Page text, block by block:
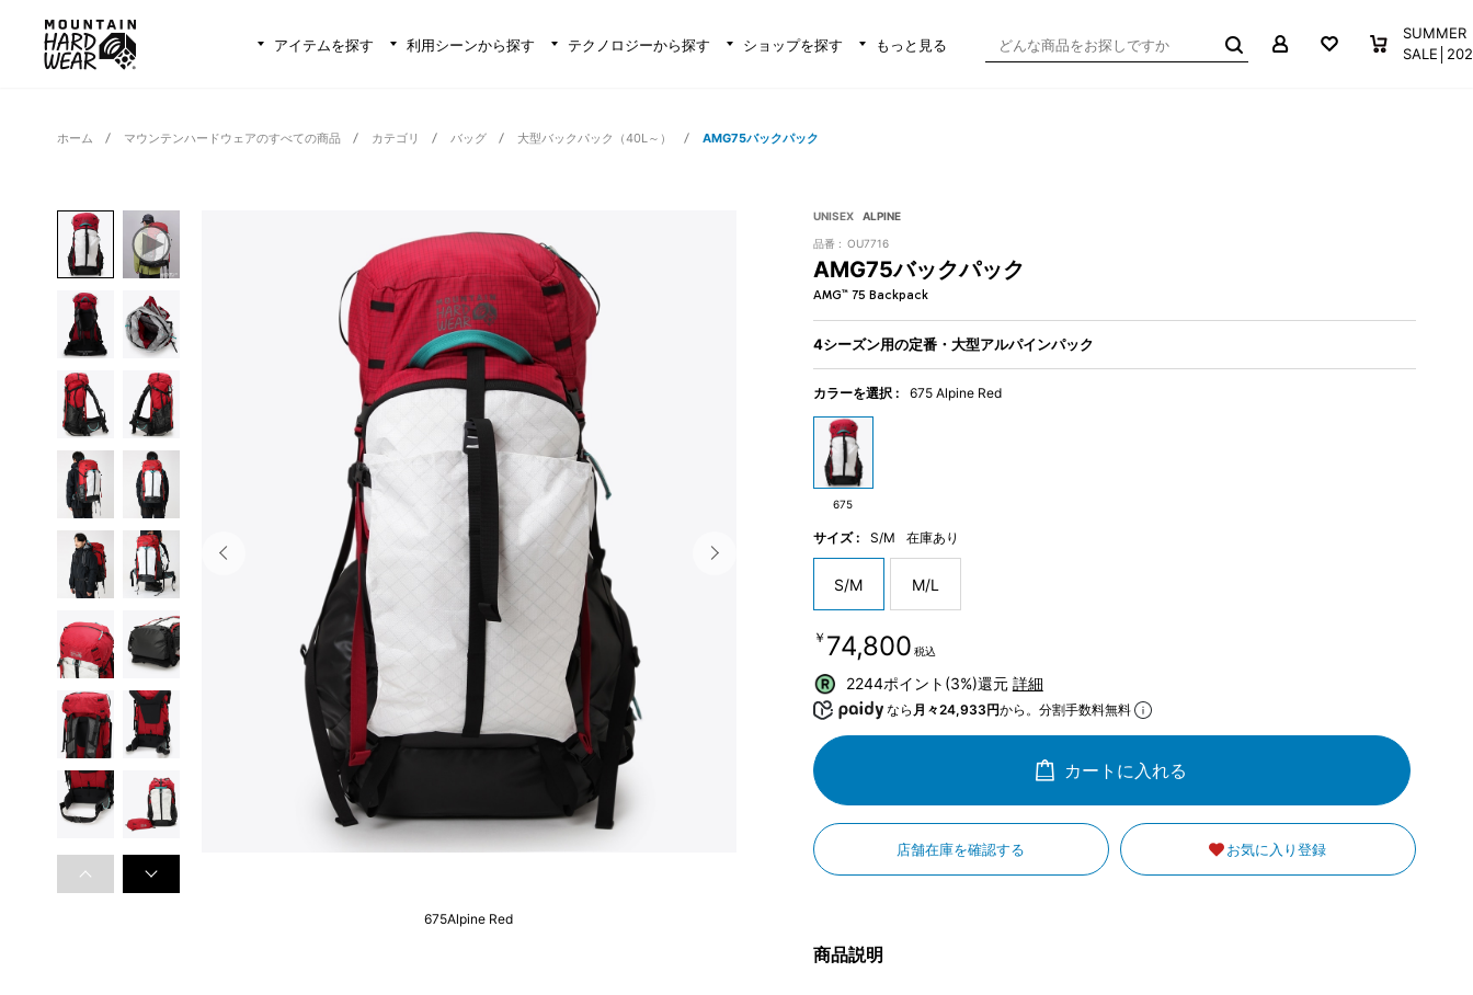
アイテムを探す 利用シーンから探す テクノロジーから探す ショップを探す もっと見る
お気に入り買い物か
SUMMER
ホーム マウンテンハードウェアのすべての商品 カテゴリ バッグ 大型バックパック（40L～） AMG75バックパック
675Alpine Red
UNISEX ALPINE
品番 : OU7716
AMG75バックパック
AMG™ 75 Backpack
4シーズン用の定番・大型アルパインパック
カラーを選択 : 675 Alpine Red
675
サイズ : S/M 在庫あり
S/M M/L
￥74,800 税込
2244ポイント(3%)還元 詳細
なら 月々24,933円から。分割手数料無料
カートに入れる
店舗在庫を確認する お気に入り登録
商品説明